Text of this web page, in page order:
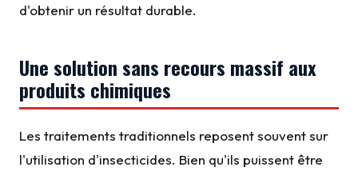
d'obtenir un résultat durable.
Une solution sans recours massif aux
produits chimiques
Les traitements traditionnels reposent souvent sur
l'utilisation d'insecticides. Bien qu'ils puissent être